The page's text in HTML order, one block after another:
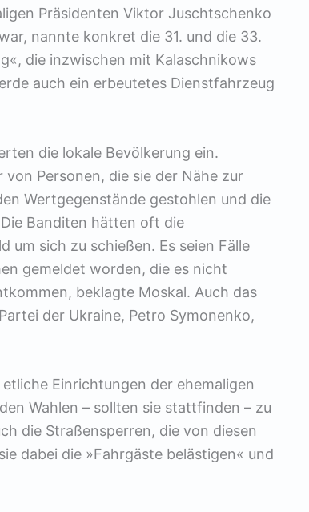
Präsidenten Viktor Juschtschenko
nannte konkret die 31. und die 33.
die inzwischen mit Kalaschnikows
auch ein erbeutetes Dienstfahrzeug
die lokale Bevölkerung ein.
Personen, die sie der Nähe zur
Wertgegenstände gestohlen und die
Banditen hätten oft die
um sich zu schießen. Es seien Fälle
gemeldet worden, die es nicht
beklagte Moskal. Auch das
der Ukraine, Petro Symonenko,
Einrichtungen der ehemaligen
Wahlen – sollten sie stattfinden – zu
die Straßensperren, die von diesen
dabei die »Fahrgäste belästigen« und